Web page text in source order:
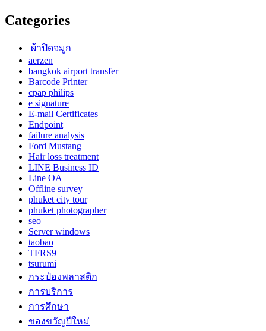
Categories
ผ้าปิดจมูก
aerzen
bangkok airport transfer
Barcode Printer
cpap philips
e signature
E-mail Certificates
Endpoint
failure analysis
Ford Mustang
Hair loss treatment
LINE Business ID
Line OA
Offline survey
phuket city tour
phuket photographer
seo
Server windows
taobao
TFRS9
tsurumi
กระป๋องพลาสติก
การบริการ
การศึกษา
ของขวัญปีใหม่